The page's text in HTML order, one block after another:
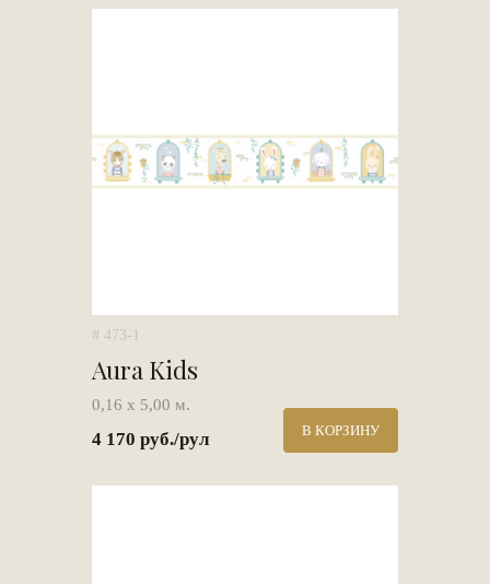
# 473-1
Aura Kids
0,16 х 5,00 м.
4 170 руб./рул В КОРЗИНУ